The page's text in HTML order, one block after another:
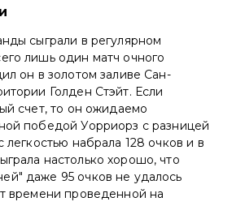
сыграли в регулярном
лишь один матч очного
он в золотом заливе Сан-
Голден Стэйт. Если
счет, то он ожидаемо
победой Уорриорз с разницей
легкостью набрала 128 очков и в
настолько хорошо, что
даже 95 очков не удалось
времени проведенной на